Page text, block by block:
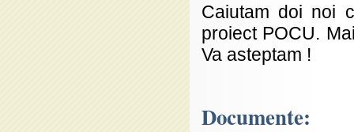
Caiutam doi noi
proiect POCU.
Va asteptam !
Documente: